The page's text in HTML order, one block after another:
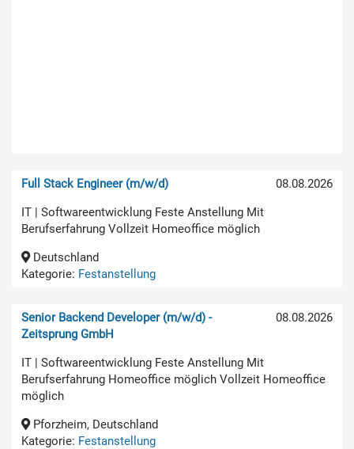
08.08.2026
Full Stack Engineer (m/w/d)
IT | Softwareentwicklung Feste Anstellung Mit
Berufserfahrung Vollzeit Homeoffice möglich
Deutschland
Kategorie: Festanstellung
08.08.2026
Senior Backend Developer (m/w/d) -
Zeitsprung GmbH
IT | Softwareentwicklung Feste Anstellung Mit
Berufserfahrung Homeoffice möglich Vollzeit Homeoffice
möglich
Pforzheim, Deutschland
Kategorie: Festanstellung